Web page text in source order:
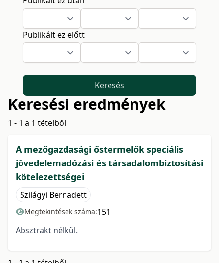
Publikált ez előtt
Keresés
Keresési eredmények
1 - 1 a 1 tételből
A mezőgazdasági őstermelők speciális
jövedelemadózási és társadalombiztosítási
kötelezettségei
Szilágyi Bernadett
Megtekintések száma:151
Absztrakt nélkül.